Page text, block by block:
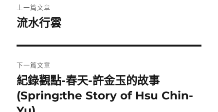
章
覽
上一篇文章
上
篇
文
章:
流水行雲
下一篇文章
下
一
篇
紀錄觀點-春天-許金玉的故事
(Spring:the Story of Hsu Chin-